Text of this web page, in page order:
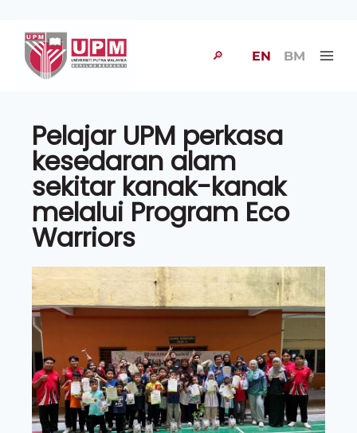
🔎 EN BM
Pelajar UPM perkasa
kesedaran alam
sekitar kanak-kanak
melalui Program Eco
Warriors